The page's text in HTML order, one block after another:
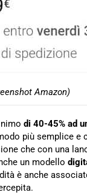
Amazon)
di 40-45% ad
più semplice e
che con una
un modello
è anche